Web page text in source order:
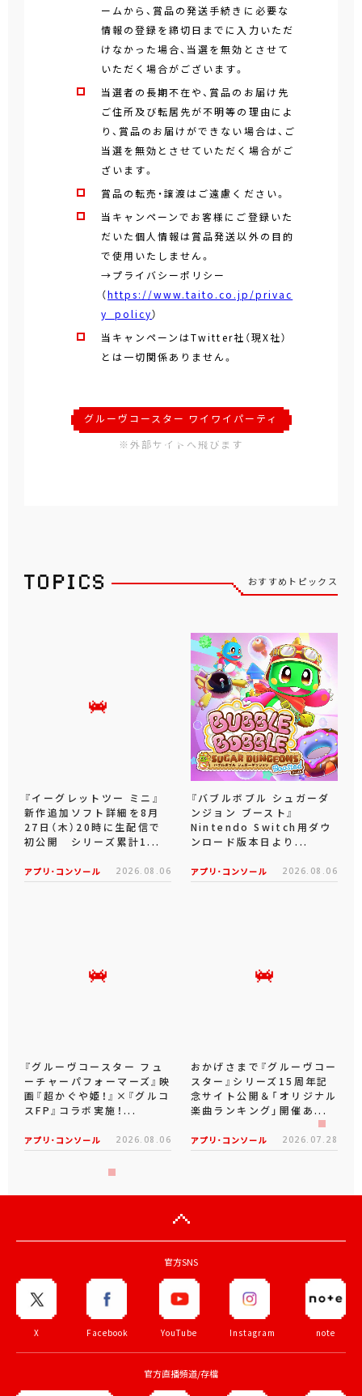
ームから、賞品の発送手続きに必要な
情報の登録を締切日までに入力いただ
けなかった場合、当選を無効とさせて
いただく場合がございます。
当選者の長期不在や、賞品のお届け先
ご住所及び転居先が不明等の理由によ
り、賞品のお届けができない場合は、ご
当選を無効とさせていただく場合がご
ざいます。
賞品の転売・譲渡はご遠慮ください。
当キャンペーンでお客様にご登録いた
だいた個人情報は賞品発送以外の目的
で使用いたしません。
→プライバシーポリシー
（https://www.taito.co.jp/privac
y_policy）
当キャンペーンはTwitter社（現X社）
とは一切関係ありません。
グルーヴコースター ワイワイパーティ
ー !!!! 公式サイト
※外部サイトへ飛びます
おすすめトピックス
『イーグレットツー ミニ』
新作追加ソフト詳細を8月
27日（木）20時に生配信で
初公開 シリーズ累計1...
アプリ･コンソール 2026.08.06
『バブルボブル シュガーダ
ンジョン ブースト』
Nintendo Switch用ダウ
ンロード版本日より...
アプリ･コンソール 2026.08.06
『グルーヴコースター フュ
ーチャーパフォーマーズ』映
画『超かぐや姫！』×『グルコ
スFP』コラボ実施！...
アプリ･コンソール 2026.08.06
おかげさまで『グルーヴコー
スター』シリーズ15周年記
念サイト公開＆「オリジナル
楽曲ランキング」開催あ...
アプリ･コンソール 2026.07.28
官方SNS
X Facebook YouTube Instagram note
官方直播頻道/存檔